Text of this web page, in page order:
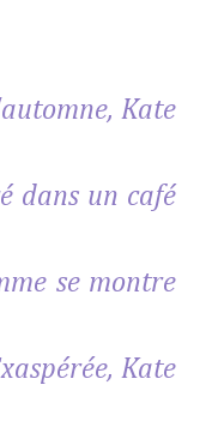
Kate
dans un café
se montre
Kate